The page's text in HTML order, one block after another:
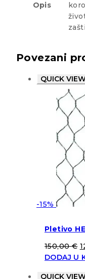
Opis
Povezani
QUICK
-15%
Pletivo
150,00€
DODAJ U
QUICK